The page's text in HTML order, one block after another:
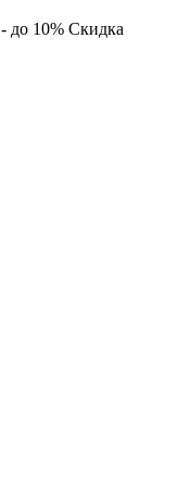
- до 10% Скидка